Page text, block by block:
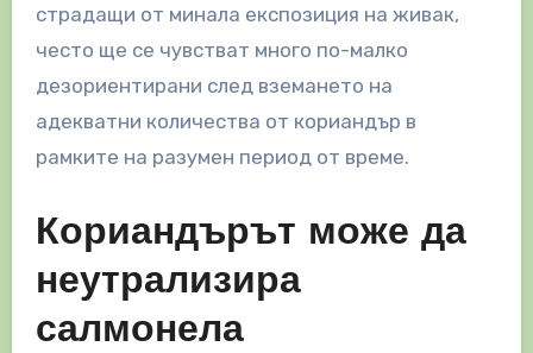
страдащи от минала експозиция на живак,
често ще се чувстват много по-малко
дезориентирани след вземането на
адекватни количества от кориандър в
рамките на разумен период от време.
Кориандърът може да
неутрализира
салмонела